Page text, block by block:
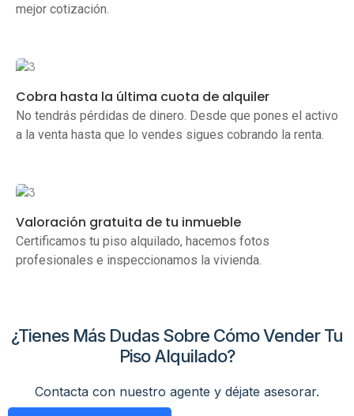
mejor cotización.
Cobra hasta la última cuota de alquiler
No tendrás pérdidas de dinero. Desde que pones el activo
a la venta hasta que lo vendes sigues cobrando la renta.
Valoración gratuita de tu inmueble
Certificamos tu piso alquilado, hacemos fotos
profesionales e inspeccionamos la vivienda.
¿Tienes Más Dudas Sobre Cómo Vender Tu
Piso Alquilado?
Contacta con nuestro agente y déjate asesorar.